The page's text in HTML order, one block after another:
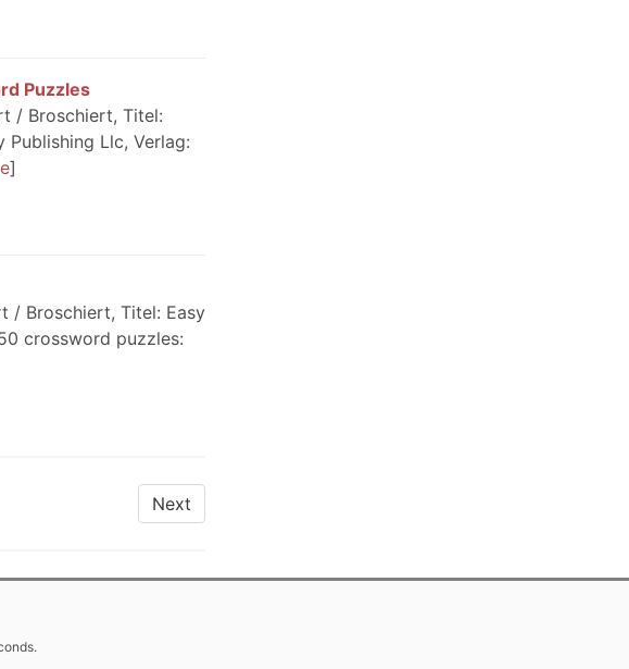
Puzzles
/ Broschiert, Titel:
Publishing Llc, Verlag:
/ Broschiert, Titel: Easy
crossword puzzles:
Next